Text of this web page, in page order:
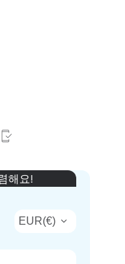
해요!
EUR(€)